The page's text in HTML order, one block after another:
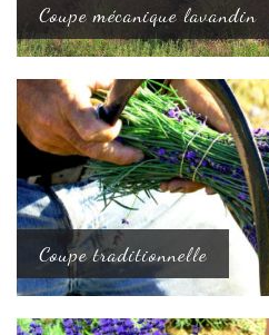
Coupe mécanique lavandin
Coupe traditionnelle